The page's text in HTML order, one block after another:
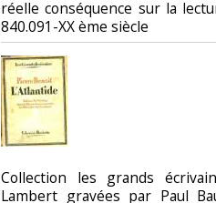
réelle conséquence sur la
840.091-XX ème siècle‎
‎Collection les grands
Lambert gravées par Paul